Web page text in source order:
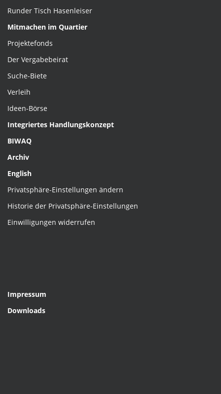
Runder Tisch Hasenleiser
Mitmachen im Quartier
Projektefonds
Der Vergabebeirat
Suche-Biete
Verleih
Ideen-Börse
Integriertes Handlungskonzept
BIWAQ
Archiv
English
Privatsphäre-Einstellungen ändern
Historie der Privatsphäre-Einstellungen
Einwilligungen widerrufen
Impressum
Downloads